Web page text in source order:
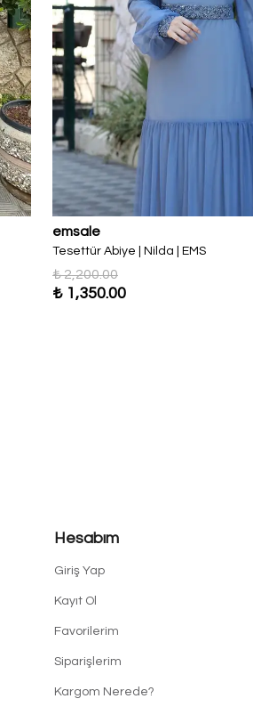
emsale
Tesettür Abiye | Nilda | EMS
₺ 2,200.00
₺ 1,350.00
Hesabım
Giriş Yap
Kayıt Ol
Favorilerim
Siparişlerim
Kargom Nerede?